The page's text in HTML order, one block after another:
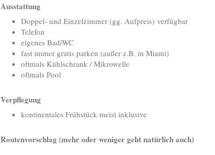
Ausstattung
Doppel- und Einzelzimmer (gg. Aufpreis) verfügbar
Telefon
eigenes Bad/WC
fast immer gratis parken (außer z.B. in Miami)
oftmals Kühlschrank / Mikrowelle
oftmals Pool
Verpflegung
kontinentales Frühstück meist inklusive
Routenvorschlag (mehr oder weniger geht natürlich auch)